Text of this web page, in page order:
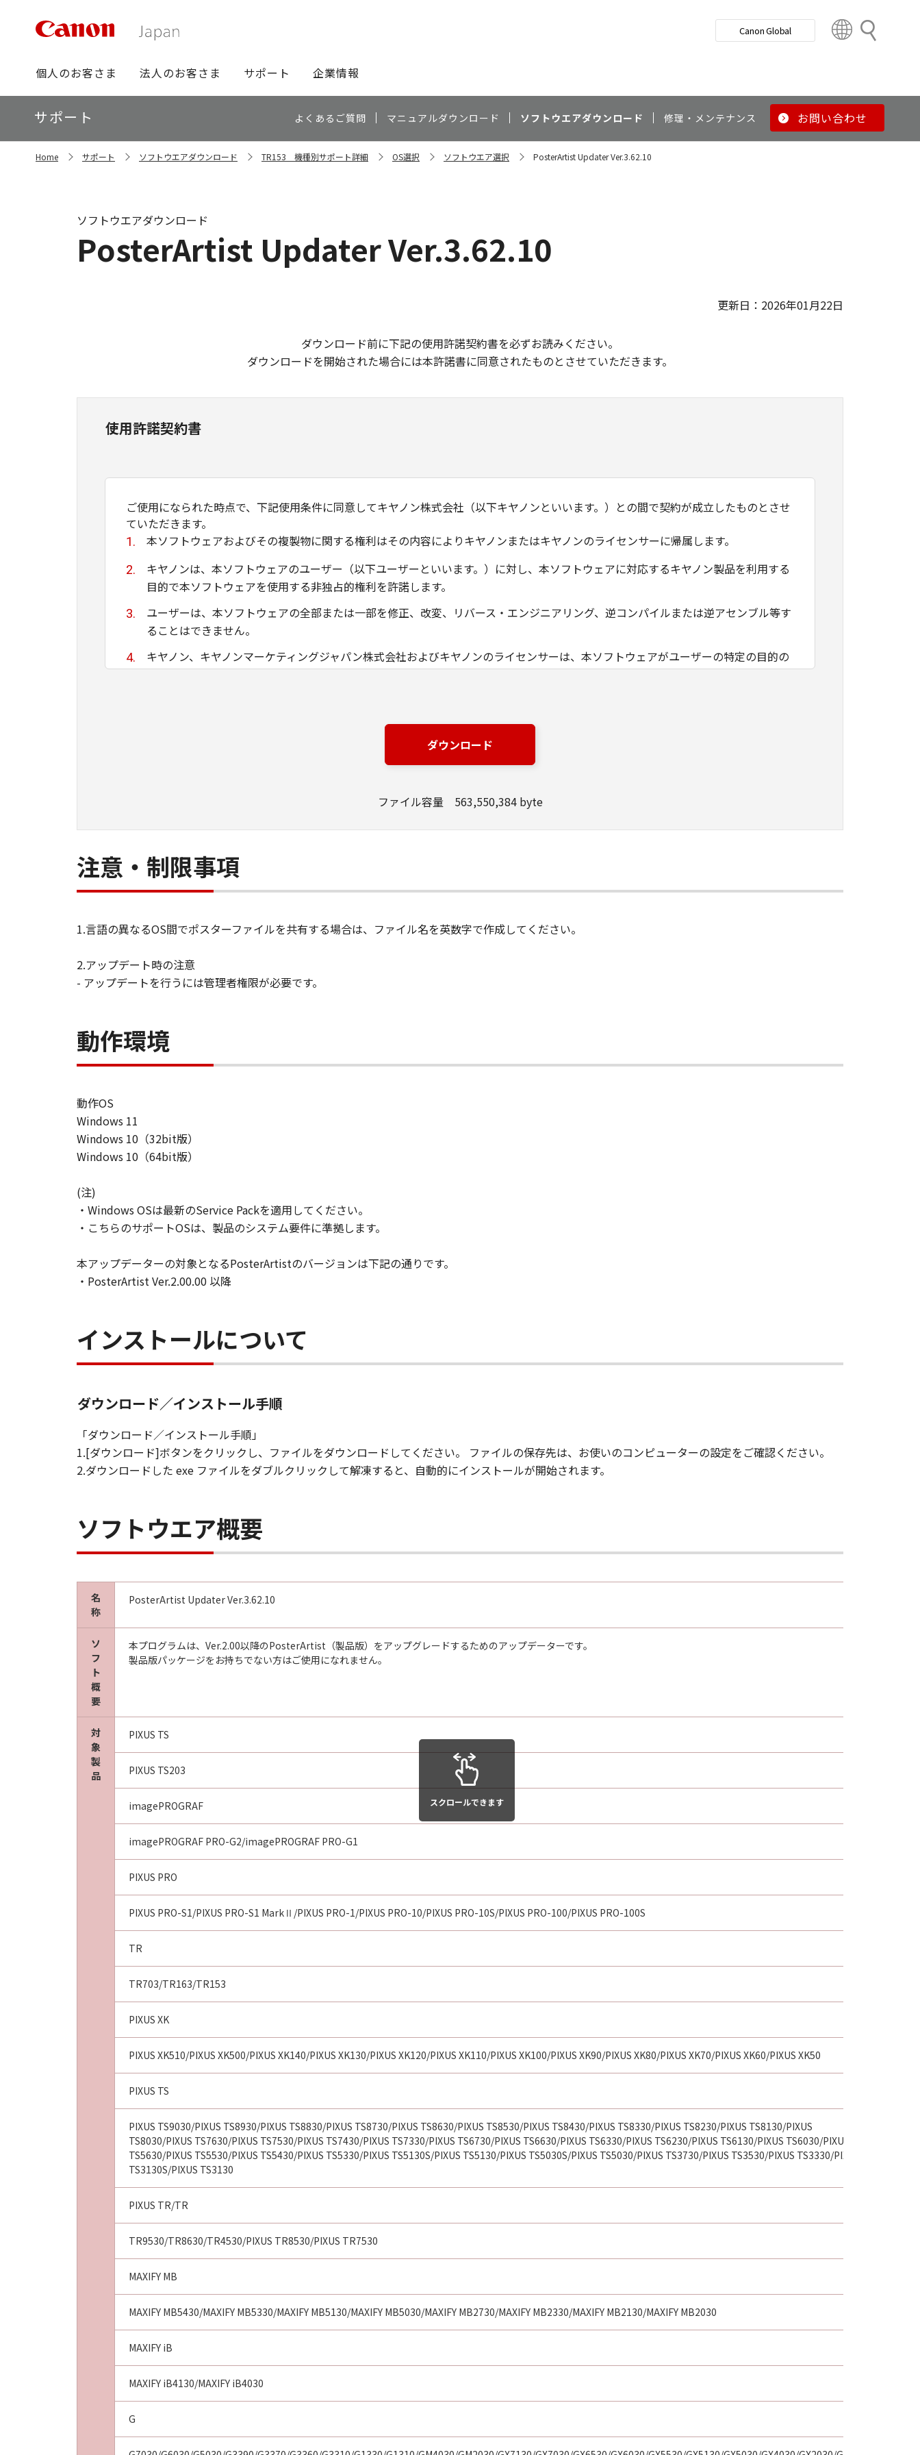
検
グ
ロ
ー
バ
ビ
個人のお客さま 法人のお客さま サポート 企業情報
Canon Global
t
y
ロ
ー
カ
ル
サポート よくあるご質問 マニュアルダウンロード ソフトウエアダウンロード 修理・メンテナンス お問い合わせ
Home サポート ソフトウエアダウンロード TR153 機種別サポート詳細 OS選択 ソフトウエア選択 PosterArtist Updater Ver.3.62.10
PosterArtist Updater Ver.3.62.10
ソフトウエアダウンロード
更新日：2026年01月22日
ダウンロード前に下記の使用許諾契約書を必ずお読みください。
ダウンロードを開始された場合には本許諾書に同意されたものとさせていただきます。
使用許諾契約書
ご使用になられた時点で、下記使用条件に同意してキヤノン株式会社（以下キヤノンといいます。）との間で契約が成立したものとさせ
ていただきます。
本ソフトウェアおよびその複製物に関する権利はその内容によりキヤノンまたはキヤノンのライセンサーに帰属します。
キヤノンは、本ソフトウェアのユーザー（以下ユーザーといいます。）に対し、本ソフトウェアに対応するキヤノン製品を利用する
目的で本ソフトウェアを使用する非独占的権利を許諾します。
ユーザーは、本ソフトウェアの全部または一部を修正、改変、リバース・エンジニアリング、逆コンパイルまたは逆アセンブル等す
ることはできません。
キヤノン、キヤノンマーケティングジャパン株式会社およびキヤノンのライセンサーは、本ソフトウェアがユーザーの特定の目的の
ために適当であること、もしくは有用であること、または本ソフトウェアに瑕疵がないこと、その他本ソフトウェアに関していかな
て生ずる直接的または間接的な損失、損害等について、いかなる場合においても一切の責任を負いません。
ユーザーは、日本国政府または該当国の政府より必要な許可等を得ることなしに、本ソフトウェアの全部または一部を、直接または
ダウンロード
ファイル容量 563,550,384 byte
注意・制限事項
1.言語の異なるOS間でポスターファイルを共有する場合は、ファイル名を英数字で作成してください。
2.アップデート時の注意
- アップデートを行うには管理者権限が必要です。
動作環境
動作OS
Windows 11
Windows 10（32bit版）
Windows 10（64bit版）
(注)
・Windows OSは最新のService Packを適用してください。
・こちらのサポートOSは、製品のシステム要件に準拠します。
本アップデーターの対象となるPosterArtistのバージョンは下記の通りです。
・PosterArtist Ver.2.00.00 以降
インストールについて
ダウンロード／インストール手順
「ダウンロード／インストール手順」
1.[ダウンロード]ボタンをクリックし、ファイルをダウンロードしてください。 ファイルの保存先は、お使いのコンピューターの設定をご確認ください。
2.ダウンロードした exe ファイルをダブルクリックして解凍すると、自動的にインストールが開始されます。
ソフトウエア概要
名
称
PosterArtist Updater Ver.3.62.10
ソ
フ
ト
概
要
本プログラムは、Ver.2.00以降のPosterArtist（製品版）をアップグレードするためのアップデーターです。
製品版パッケージをお持ちでない方はご使用になれません。
対
象
製
品
PIXUS TS
PIXUS TS203
imagePROGRAF
imagePROGRAF PRO-G2/imagePROGRAF PRO-G1
PIXUS PRO
PIXUS PRO-S1/PIXUS PRO-S1 MarkⅡ/PIXUS PRO-1/PIXUS PRO-10/PIXUS PRO-10S/PIXUS PRO-100/PIXUS PRO-100S
TR
TR703/TR163/TR153
PIXUS XK
PIXUS XK510/PIXUS XK500/PIXUS XK140/PIXUS XK130/PIXUS XK120/PIXUS XK110/PIXUS XK100/PIXUS XK90/PIXUS XK80/PIXUS XK70/PIXUS XK60/PIXUS XK50
PIXUS TS
PIXUS TS9030/PIXUS TS8930/PIXUS TS8830/PIXUS TS8730/PIXUS TS8630/PIXUS TS8530/PIXUS TS8430/PIXUS TS8330/PIXUS TS8230/PIXUS TS8130/PIXUS
TS8030/PIXUS TS7630/PIXUS TS7530/PIXUS TS7430/PIXUS TS7330/PIXUS TS6730/PIXUS TS6630/PIXUS TS6330/PIXUS TS6230/PIXUS TS6130/PIXUS TS6030/PIXUS
TS5630/PIXUS TS5530/PIXUS TS5430/PIXUS TS5330/PIXUS TS5130S/PIXUS TS5130/PIXUS TS5030S/PIXUS TS5030/PIXUS TS3730/PIXUS TS3530/PIXUS TS3330/PIXUS
TS3130S/PIXUS TS3130
PIXUS TR/TR
TR9530/TR8630/TR4530/PIXUS TR8530/PIXUS TR7530
MAXIFY MB
MAXIFY MB5430/MAXIFY MB5330/MAXIFY MB5130/MAXIFY MB5030/MAXIFY MB2730/MAXIFY MB2330/MAXIFY MB2130/MAXIFY MB2030
MAXIFY iB
MAXIFY iB4130/MAXIFY iB4030
G
スクロールできます